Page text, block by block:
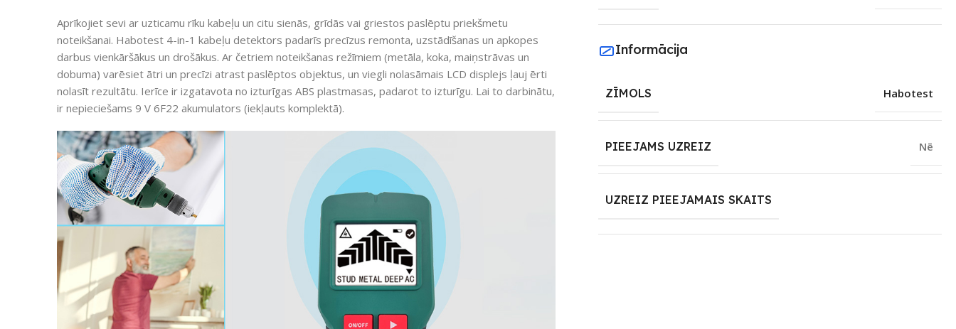
Aprīkojiet sevi ar uzticamu rīku kabeļu un citu sienās, grīdās vai griestos paslēptu priekšmetu
noteikšanai. Habotest 4-in-1 kabeļu detektors padarīs precīzus remonta, uzstādīšanas un apkopes
darbus vienkāršākus un drošākus. Ar četriem noteikšanas režīmiem (metāla, koka, maiņstrāvas un
dobuma) varēsiet ātri un precīzi atrast paslēptos objektus, un viegli nolasāmais LCD displejs ļauj ērti
nolasīt rezultātu. Ierīce ir izgatavota no izturīgas ABS plastmasas, padarot to izturīgu. Lai to darbinātu,
ir nepieciešams 9 V 6F22 akumulators (iekļauts komplektā).
Informācija
ZĪMOLS Habotest
PIEEJAMS UZREIZ Nē
UZREIZ PIEEJAMAIS SKAITS